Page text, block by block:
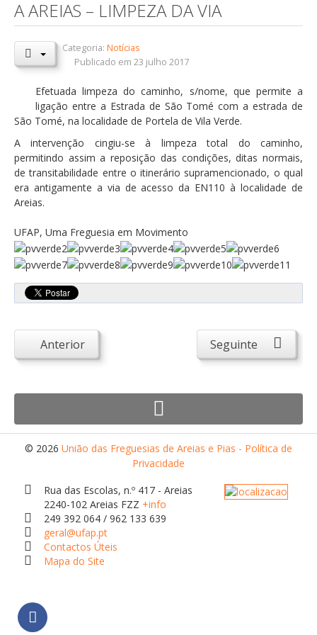
Orçamentos / PPI / PPA
Prestação de Contas
DESTAQUES
Eventos
Notícias
Sondagens
ZêzereTV
SERVIÇOS
Abastecimento de Água
Roturas e Leituras
Qualidade da Água
Biblioteca Online FZZ
Faixas Gestão Combustível
Requerimentos em Vigor
Sugestões/Reclamações
Tabela - Taxas e Licenças
Avarias na Iluminação Pública
AREIAS E PIAS
Contactos Úteis
Culturais
A AREIAS – LIMPEZA DA VIA
Categoria:Notícias
Publicado em 23 julho 2017
Efetuada limpeza do caminho, s/nome, que permite a
ligação entre a Estrada de São Tomé com a estrada de
São Tomé, na localidade de Portela de Vila Verde.
A intervenção cingiu-se à limpeza total do caminho,
permitindo assim a reposição das condições, ditas normais,
de transitabilidade entre o itinerário supramencionado, o qual
era antigamente a via de acesso da EN110 à localidade de
Areias.
UFAP, Uma Freguesia em Movimento
Anterior Seguinte
© 2026 União das Freguesias de Areias e Pias - Política de
Privacidade
Rua das Escolas, n.º 417 - Areias
2240-102 Areias FZZ +info
249 392 064 / 962 133 639
geral@ufap.pt
Contactos Úteis
Mapa do Site